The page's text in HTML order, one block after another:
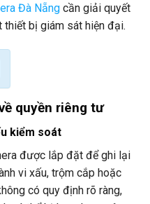
Đà Nẵng cần giải quyết
bị giám sát hiện đại.
quyền riêng tư
kiểm soát
được lắp đặt để ghi lại
vi xấu, trộm cắp hoặc
có quy định rõ ràng,